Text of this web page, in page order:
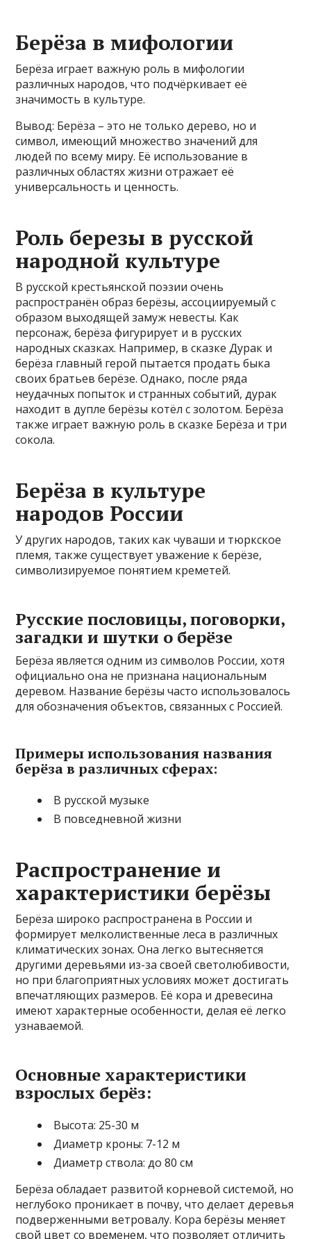
Берёза в мифологии
Берёза играет важную роль в мифологии
различных народов, что подчёркивает её
значимость в культуре.
Вывод: Берёза – это не только дерево, но и
символ, имеющий множество значений для
людей по всему миру. Её использование в
различных областях жизни отражает её
универсальность и ценность.
Роль березы в русской
народной культуре
В русской крестьянской поэзии очень
распространён образ берёзы, ассоциируемый с
образом выходящей замуж невесты. Как
персонаж, берёза фигурирует и в русских
народных сказках. Например, в сказке Дурак и
берёза главный герой пытается продать быка
своих братьев берёзе. Однако, после ряда
неудачных попыток и странных событий, дурак
находит в дупле берёзы котёл с золотом. Берёза
также играет важную роль в сказке Берёза и три
сокола.
Берёза в культуре
народов России
У других народов, таких как чуваши и тюркское
племя, также существует уважение к берёзе,
символизируемое понятием креметей.
Русские пословицы, поговорки,
загадки и шутки о берёзе
Берёза является одним из символов России, хотя
официально она не признана национальным
деревом. Название берёзы часто использовалось
для обозначения объектов, связанных с Россией.
Примеры использования названия
берёза в различных сферах:
В русской музыке
В повседневной жизни
Распространение и
характеристики берёзы
Берёза широко распространена в России и
формирует мелколиственные леса в различных
климатических зонах. Она легко вытесняется
другими деревьями из-за своей светолюбивости,
но при благоприятных условиях может достигать
впечатляющих размеров. Её кора и древесина
имеют характерные особенности, делая её легко
узнаваемой.
Основные характеристики
взрослых берёз:
Высота: 25-30 м
Диаметр кроны: 7-12 м
Диаметр ствола: до 80 см
Берёза обладает развитой корневой системой, но
неглубоко проникает в почву, что делает деревья
подверженными ветровалу. Кора берёзы меняет
свой цвет со временем, что позволяет отличить